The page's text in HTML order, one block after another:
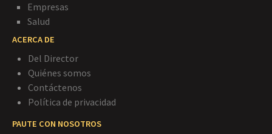
Empresas
Salud
ACERCA DE
Del Director
Quiénes somos
Contáctenos
Política de privacidad
PAUTE CON NOSOTROS